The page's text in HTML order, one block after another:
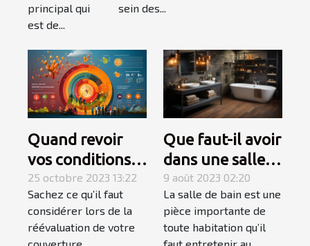
principal qui
est de...
sein des...
Quand revoir
vos conditions
d’assurance-
vie ?
25 octobre 2023 13:22
Sachez ce qu’il faut
considérer lors de la
réévaluation de votre
couverture
Que faut-il avoir
dans une salle
de bain pour
qu’elle soit
complète et
élégante ?
9 août 2023 02:20
La salle de bain est une
pièce importante de
toute habitation qu’il